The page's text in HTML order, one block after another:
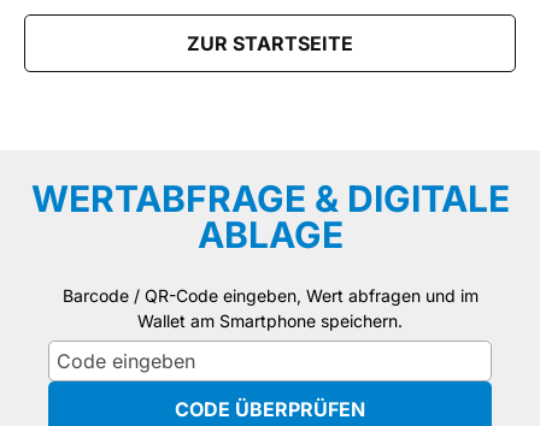
ZUR STARTSEITE
WERTABFRAGE & DIGITALE
ABLAGE
Barcode / QR-Code eingeben, Wert abfragen und im
Wallet am Smartphone speichern.
CODE ÜBERPRÜFEN